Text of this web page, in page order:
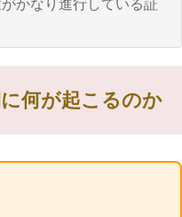
かなり進行している証
何が起こるのか